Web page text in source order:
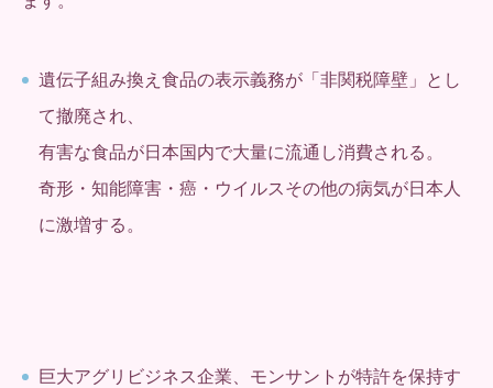
遺伝子組み換え食品の表示義務が「非関税障壁」とし
て撤廃され、
有害な食品が日本国内で大量に流通し消費される。
奇形・知能障害・癌・ウイルスその他の病気が日本人
に激増する。
巨大アグリビジネス企業、モンサントが特許を保持す